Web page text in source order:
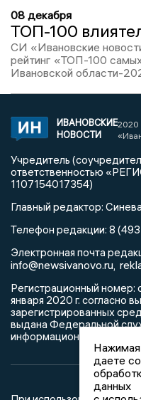
08 декабря
СИ «Ивановские
рейтинг «ТОП-100
Ивановской области-
ИВАНОВСКИЕ
НОВОСТИ
2020
Учредитель
ответственностью
1107154017354)
Главный редактор:
Телефон редакции: 8
Электронная почта
info@newsivanovo.ru,
Регистрационный
января 2020 г. согласно
зарегистрированных
выдана Федеральной
информационных
Нажимая
даете
данных